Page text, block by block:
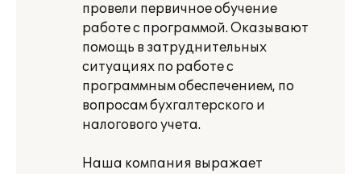
провели первичное обучение
работе с программой. Оказывают
помощь в затруднительных
ситуациях по работе с
программным обеспечением, по
вопросам бухгалтерского и
налогового учета.
Наша компания выражает